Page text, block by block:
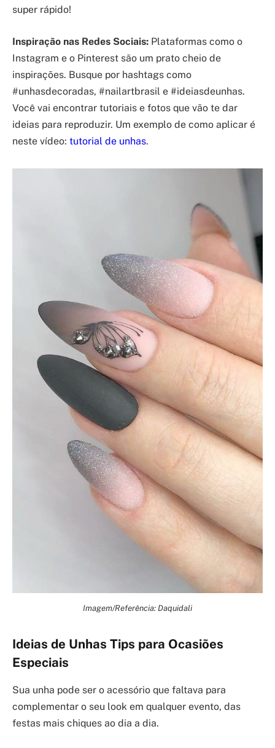
super rápido!
Inspiração nas Redes Sociais: Plataformas como o
Instagram e o Pinterest são um prato cheio de
inspirações. Busque por hashtags como
#unhasdecoradas, #nailartbrasil e #ideiasdeunhas.
Você vai encontrar tutoriais e fotos que vão te dar
ideias para reproduzir. Um exemplo de como aplicar é
neste vídeo: tutorial de unhas.
Imagem/Referência: Daquidali
Ideias de Unhas Tips para Ocasiões
Especiais
Sua unha pode ser o acessório que faltava para
complementar o seu look em qualquer evento, das
festas mais chiques ao dia a dia.